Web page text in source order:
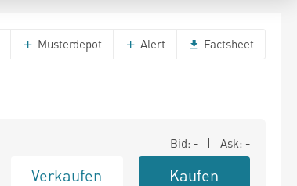
Musterdepot Alert Factsheet
Bid: - | Ask: -
Verkaufen Kaufen